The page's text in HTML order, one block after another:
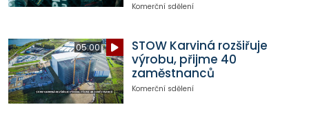
Komerční sdělení
05:00
STOW Karviná rozšiřuje
výrobu, přijme 40
zaměstnanců
Komerční sdělení